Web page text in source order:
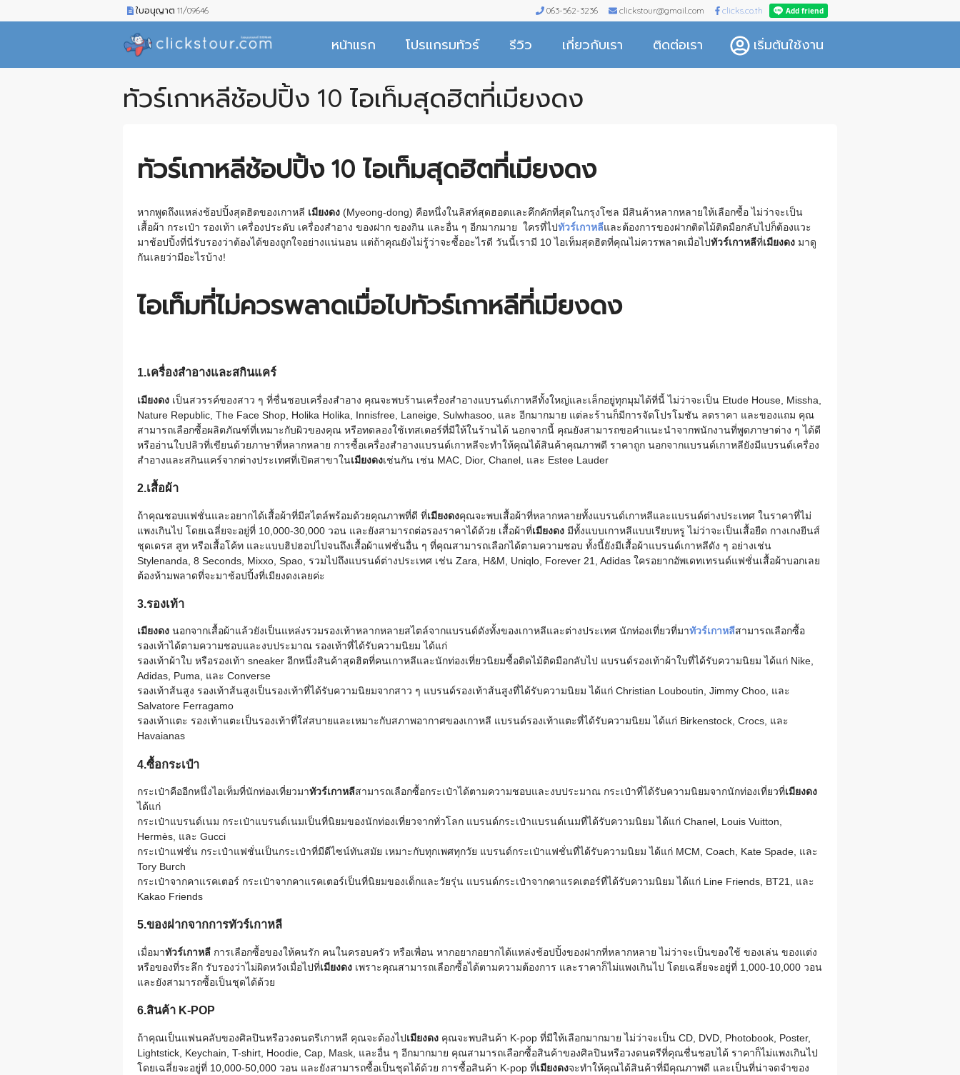
ใบอนุญาต 11/09646 063-562-3236 clickstour@gmail.com clicks.co.th
เริ่มต้นใช้งาน
หน้าแรก โปรแกรมทัวร์ รีวิว เกี่ยวกับเรา ติดต่อเรา
ทัวร์เกาหลีช้อปปิ้ง 10 ไอเท็มสุดฮิตที่เมียงดง
ทัวร์เกาหลีช้อปปิ้ง 10 ไอเท็มสุดฮิตที่เมียงดง
หากพูดถึงแหล่งช้อปปิ้งสุดฮิตของเกาหลี เมียงดง (Myeong-dong) คือหนึ่งในลิสท์สุดฮอตและคึกคักที่สุดในกรุงโซล มีสินค้าหลากหลายให้เลือกซื้อ ไม่ว่าจะเป็น
เสื้อผ้า กระเป๋า รองเท้า เครื่องประดับ เครื่องสำอาง ของฝาก ของกิน และอื่น ๆ อีกมากมาย ใครที่ไปทัวร์เกาหลีและต้องการของฝากติดไม้ติดมือกลับไปก็ต้องแวะ
มาช้อปปิ้งที่นี่รับรองว่าต้องได้ของถูกใจอย่างแน่นอน แต่ถ้าคุณยังไม่รู้ว่าจะซื้ออะไรดี วันนี้เรามี 10 ไอเท็มสุดฮิตที่คุณไม่ควรพลาดเมื่อไปทัวร์เกาหลีที่เมียงดง มาดู
กันเลยว่ามีอะไรบ้าง!
ไอเท็มที่ไม่ควรพลาดเมื่อไปทัวร์เกาหลีที่เมียงดง
1.เครื่องสำอางและสกินแคร์
เมียงดง เป็นสวรรค์ของสาว ๆ ที่ชื่นชอบเครื่องสำอาง คุณจะพบร้านเครื่องสำอางแบรนด์เกาหลีทั้งใหญ่และเล็กอยู่ทุกมุมได้ที่นี้ ไม่ว่าจะเป็น Etude House, Missha,
Nature Republic, The Face Shop, Holika Holika, Innisfree, Laneige, Sulwhasoo, และ อีกมากมาย แต่ละร้านก็มีการจัดโปรโมชัน ลดราคา และของแถม คุณ
สามารถเลือกซื้อผลิตภัณฑ์ที่เหมาะกับผิวของคุณ หรือทดลองใช้เทสเตอร์ที่มีให้ในร้านได้ นอกจากนี้ คุณยังสามารถขอคำแนะนำจากพนักงานที่พูดภาษาต่าง ๆ ได้ดี
หรืออ่านใบปลิวที่เขียนด้วยภาษาที่หลากหลาย การซื้อเครื่องสำอางแบรนด์เกาหลีจะทำให้คุณได้สินค้าคุณภาพดี ราคาถูก นอกจากแบรนด์เกาหลียังมีแบรนด์เครื่อง
สำอางและสกินแคร์จากต่างประเทศที่เปิดสาขาในเมียงดงเช่นกัน เช่น MAC, Dior, Chanel, และ Estee Lauder
2.เสื้อผ้า
ถ้าคุณชอบแฟชั่นและอยากได้เสื้อผ้าที่มีสไตล์พร้อมด้วยคุณภาพที่ดี ที่เมียงดงคุณจะพบเสื้อผ้าที่หลากหลายทั้งแบรนด์เกาหลีและแบรนด์ต่างประเทศ ในราคาที่ไม่
แพงเกินไป โดยเฉลี่ยจะอยู่ที่ 10,000-30,000 วอน และยังสามารถต่อรองราคาได้ด้วย เสื้อผ้าที่เมียงดง มีทั้งแบบเกาหลีแบบเรียบหรู ไม่ว่าจะเป็นเสื้อยืด กางเกงยีนส์
ชุดเดรส สูท หรือเสื้อโค้ท และแบบฮิปฮอปไปจนถึงเสื้อผ้าแฟชั่นอื่น ๆ ที่คุณสามารถเลือกได้ตามความชอบ ทั้งนี้ยังมีเสื้อผ้าแบรนด์เกาหลีดัง ๆ อย่างเช่น
Stylenanda, 8 Seconds, Mixxo, Spao, รวมไปถึงแบรนด์ต่างประเทศ เช่น Zara, H&M, Uniqlo, Forever 21, Adidas ใครอยากอัพเดทเทรนด์แฟชั่นเสื้อผ้าบอกเลย
ต้องห้ามพลาดที่จะมาช้อปปิ้งที่เมียงดงเลยค่ะ
3.รองเท้า
เมียงดง นอกจากเสื้อผ้าแล้วยังเป็นแหล่งรวมรองเท้าหลากหลายสไตล์จากแบรนด์ดังทั้งของเกาหลีและต่างประเทศ นักท่องเที่ยวที่มาทัวร์เกาหลีสามารถเลือกซื้อ
รองเท้าได้ตามความชอบและงบประมาณ รองเท้าที่ได้รับความนิยม ได้แก่
รองเท้าผ้าใบ หรือรองเท้า sneaker อีกหนึ่งสินค้าสุดฮิตที่คนเกาหลีและนักท่องเที่ยวนิยมซื้อติดไม้ติดมือกลับไป แบรนด์รองเท้าผ้าใบที่ได้รับความนิยม ได้แก่ Nike,
Adidas, Puma, และ Converse
รองเท้าส้นสูง รองเท้าส้นสูงเป็นรองเท้าที่ได้รับความนิยมจากสาว ๆ แบรนด์รองเท้าส้นสูงที่ได้รับความนิยม ได้แก่ Christian Louboutin, Jimmy Choo, และ
Salvatore Ferragamo
รองเท้าแตะ รองเท้าแตะเป็นรองเท้าที่ใส่สบายและเหมาะกับสภาพอากาศของเกาหลี แบรนด์รองเท้าแตะที่ได้รับความนิยม ได้แก่ Birkenstock, Crocs, และ
Havaianas
4.ซื้อกระเป๋า
กระเป๋าคืออีกหนึ่งไอเท็มที่นักท่องเที่ยวมาทัวร์เกาหลีสามารถเลือกซื้อกระเป๋าได้ตามความชอบและงบประมาณ กระเป๋าที่ได้รับความนิยมจากนักท่องเที่ยวที่เมียงดง
ได้แก่
กระเป๋าแบรนด์เนม กระเป๋าแบรนด์เนมเป็นที่นิยมของนักท่องเที่ยวจากทั่วโลก แบรนด์กระเป๋าแบรนด์เนมที่ได้รับความนิยม ได้แก่ Chanel, Louis Vuitton,
Hermès, และ Gucci
กระเป๋าแฟชั่น กระเป๋าแฟชั่นเป็นกระเป๋าที่มีดีไซน์ทันสมัย เหมาะกับทุกเพศทุกวัย แบรนด์กระเป๋าแฟชั่นที่ได้รับความนิยม ได้แก่ MCM, Coach, Kate Spade, และ
Tory Burch
กระเป๋าจากคาแรคเตอร์ กระเป๋าจากคาแรคเตอร์เป็นที่นิยมของเด็กและวัยรุ่น แบรนด์กระเป๋าจากคาแรคเตอร์ที่ได้รับความนิยม ได้แก่ Line Friends, BT21, และ
Kakao Friends
5.ของฝากจากการทัวร์เกาหลี
เมื่อมาทัวร์เกาหลี การเลือกซื้อของให้คนรัก คนในครอบครัว หรือเพื่อน หากอยากอยากได้แหล่งช้อปปิ้งของฝากที่หลากหลาย ไม่ว่าจะเป็นของใช้ ของเล่น ของแต่ง
หรือของที่ระลึก รับรองว่าไม่ผิดหวังเมื่อไปที่เมียงดง เพราะคุณสามารถเลือกซื้อได้ตามความต้องการ และราคาก็ไม่แพงเกินไป โดยเฉลี่ยจะอยู่ที่ 1,000-10,000 วอน
และยังสามารถซื้อเป็นชุดได้ด้วย
6.สินค้า K-POP
ถ้าคุณเป็นแฟนคลับของศิลปินหรือวงดนตรีเกาหลี คุณจะต้องไปเมียงดง คุณจะพบสินค้า K-pop ที่มีให้เลือกมากมาย ไม่ว่าจะเป็น CD, DVD, Photobook, Poster,
Lightstick, Keychain, T-shirt, Hoodie, Cap, Mask, และอื่น ๆ อีกมากมาย คุณสามารถเลือกซื้อสินค้าของศิลปินหรือวงดนตรีที่คุณชื่นชอบได้ ราคาก็ไม่แพงเกินไป
โดยเฉลี่ยจะอยู่ที่ 10,000-50,000 วอน และยังสามารถซื้อเป็นชุดได้ด้วย การซื้อสินค้า K-pop ที่เมียงดงจะทำให้คุณได้สินค้าที่มีคุณภาพดี และเป็นที่น่าจดจำของ